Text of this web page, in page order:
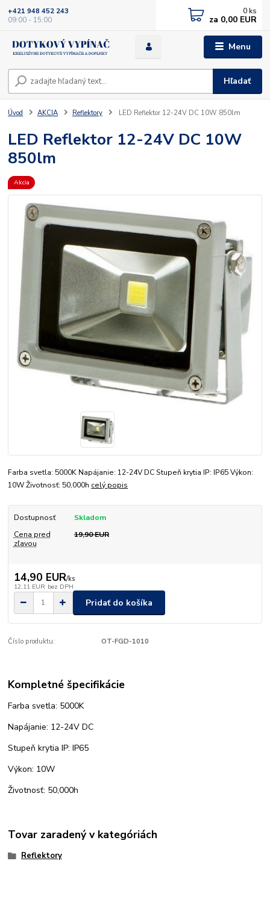
Menu
Hľadať
+421 948 452 243
09:00 - 15:00
0 ks
za 0,00 EUR
Úvod AKCIA Reflektory LED Reflektor 12-24V DC 10W 850lm
LED Reflektor 12-24V DC 10W
850lm
Akcia
Farba svetla: 5000K Napájanie: 12-24V DC Stupeň krytia IP: IP65 Výkon:
10W Životnosť: 50,000h celý popis
Dostupnosť
Skladom
Cena pred
zľavou
19,90 EUR
14,90 EUR/ks
12,11 EUR bez DPH
Pridať do košíka
Číslo produktu: OT-FGD-1010
Kompletné špecifikácie
Farba svetla: 5000K
Napájanie: 12-24V DC
Stupeň krytia IP: IP65
Výkon: 10W
Životnosť: 50,000h
Tovar zaradený v kategóriách
Reflektory